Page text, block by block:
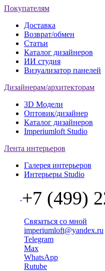
Покупателям
Доставка
Возврат/обмен
Статьи
Каталог дизайнеров
ИИ студия
Визуализатор панелей
Дизайнерам/архитекторам
3D Модели
Оптовик/дизайнер
Каталог дизайнеров
Imperiumloft Studio
Лента интерьеров
Галерея интерьеров
Интерьеры Studio
+7 (499)
Связаться со мной
imperiumloft@yandex.ru
Telegram
Max
WhatsApp
Rutube